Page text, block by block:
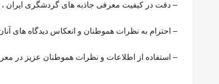
– دقت در کیفیت معرفی جاذبه های گردشگری ایران
– احترام به نظرات هموطنان و انعکاس دیدگاه های
– استفاده از اطلاعات و نظرات هموطنان عزیز در